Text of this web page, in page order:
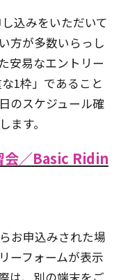
込みをいただいて
方が多数いらっし
安易なエントリー
1枠」であること
のスケジュール確
ます。
会／Basic Ridin
お申込みされた場
ーフォームが表示